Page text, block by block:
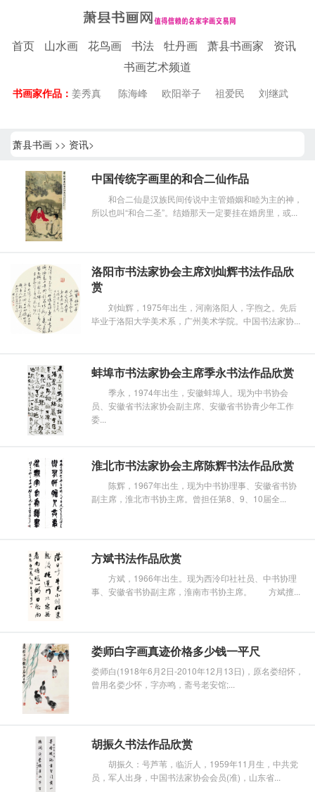
首页 山水画 花鸟画 书法 牡丹画 萧县书画家
资讯
书画艺术频道
书画家作品： 姜秀真 陈海峰 欧阳举子 祖爱民 刘继武
萧县书画>> 资讯>
中国传统字画里的和合二仙作品
和合二仙是汉族民间传说中主管婚姻和睦为主的神，
所以也叫“和合二圣”。结婚那天一定要挂在婚房里，或...
洛阳市书法家协会主席刘灿辉书法作品欣
赏
刘灿辉，1975年出生，河南洛阳人，字煦之。先后
毕业于洛阳大学美术系，广州美术学院。中国书法家协...
蚌埠市书法家协会主席季永书法作品欣赏
季永，1974年出生，安徽蚌埠人。现为中书协会
员、安徽省书法家协会副主席、安徽省书协青少年工作
委...
淮北市书法家协会主席陈辉书法作品欣赏
陈辉，1967年出生，现为中书协理事、安徽省书协
副主席，淮北市书协主席。曾担任第8、9、10届全...
方斌书法作品欣赏
方斌，1966年出生。现为西泠印社社员、中书协理
事、安徽省书协副主席，淮南市书协主席。 方斌擅...
娄师白字画真迹价格多少钱一平尺
娄师白(1918年6月2日-2010年12月13日)，原名娄绍怀，
曾用名娄少怀，字亦鸣，斋号老安馆;...
胡振久书法作品欣赏
胡振久：号芦苇，临沂人，1959年11月生，中共党
员，军人出身，中国书法家协会会员(准)，山东省...